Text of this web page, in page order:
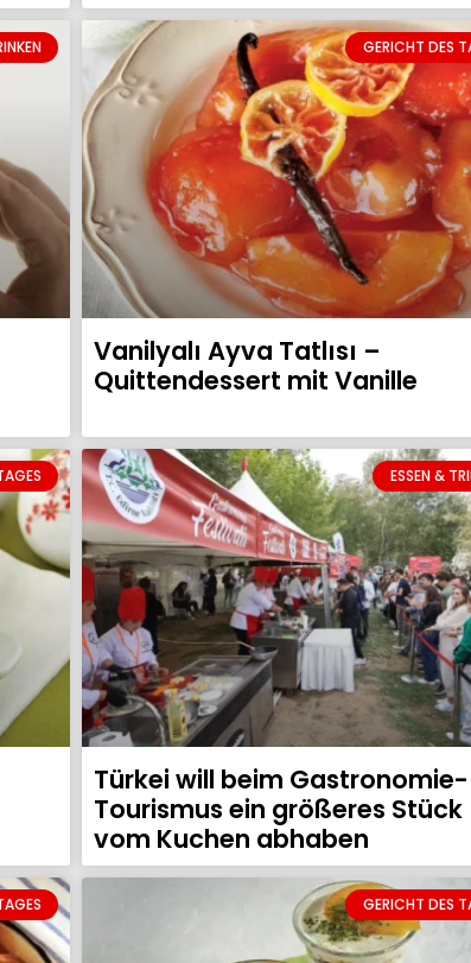
GERICHT DES
Vanilyalı Ayva Tatlısı –
Quittendessert mit Vanille
ESSEN &
Türkei will beim Gastronomie-
Tourismus ein größeres Stück
vom Kuchen abhaben
GERICHT DES